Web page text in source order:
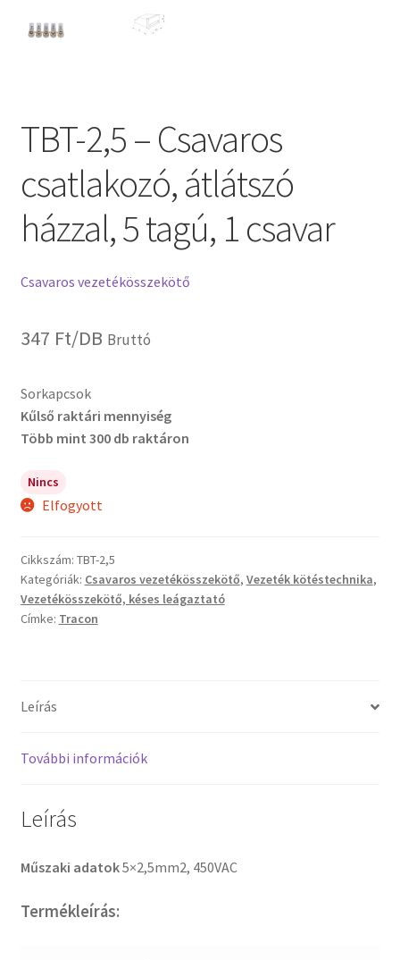
TBT-2,5 – Csavaros
csatlakozó, átlátszó
házzal, 5 tagú, 1 csavar
Csavaros vezetékösszekötő
347 Ft/DB Bruttó
Sorkapcsok
Kűlső raktári mennyiség
Több mint 300 db raktáron
Nincs
Elfogyott
Cikkszám: TBT-2,5
Kategóriák: Csavaros vezetékösszekötő, Vezeték kötéstechnika,
Vezetékösszekötő, késes leágaztató
Címke: Tracon
Leírás
További információk
Leírás
Műszaki adatok5×2,5mm2, 450VAC
Termékleírás: